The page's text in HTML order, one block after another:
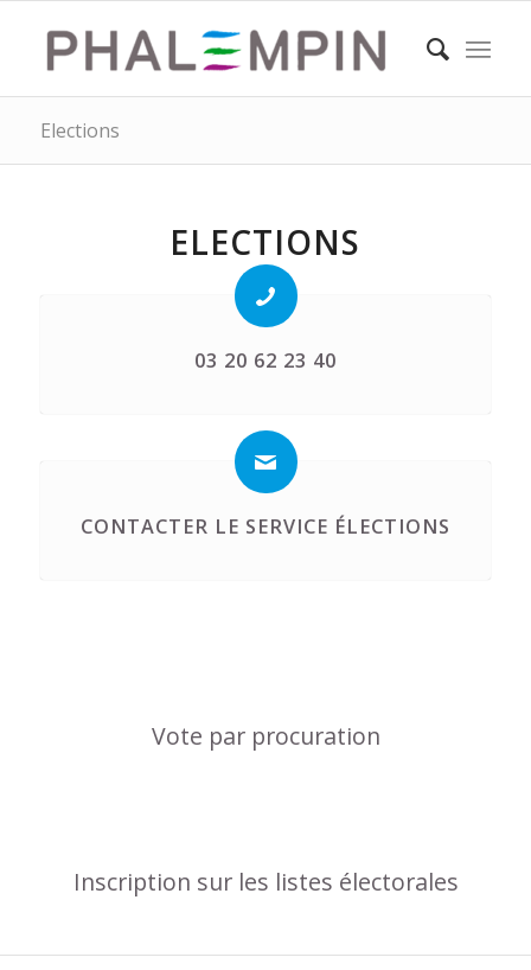
Elections
ELECTIONS
03 20 62 23 40
CONTACTER LE SERVICE ÉLECTIONS
Vote par procuration
Inscription sur les listes électorales